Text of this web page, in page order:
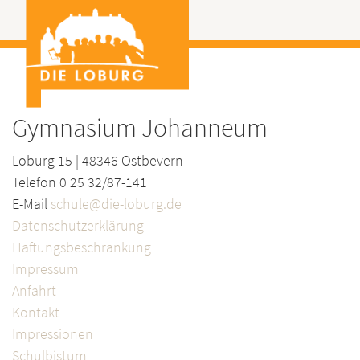
Gymnasium Johanneum
Loburg 15 | 48346 Ostbevern
Telefon 0 25 32/87-141
E-Mail schule@die-loburg.de
Datenschutzerklärung
Haftungsbeschränkung
Impressum
Anfahrt
Kontakt
Impressionen
Schulbistum